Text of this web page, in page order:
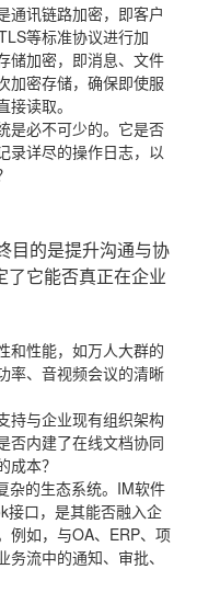
通讯链路加密，即客户
等标准协议进行加
储加密，即消息、文件
加密存储，确保即使服
读取。
是必不可少的。它是否
录详尽的操作日志，以
目的是提升沟通与协
了它能否真正在企业
和性能，如万人大群的
率、音视频会议的清晰
持与企业现有组织架构
否内建了在线文档协同
成本？
杂的生态系统。IM软件
接口，是其能否融入企
例如，与OA、ERP、项
流中的通知、审批、